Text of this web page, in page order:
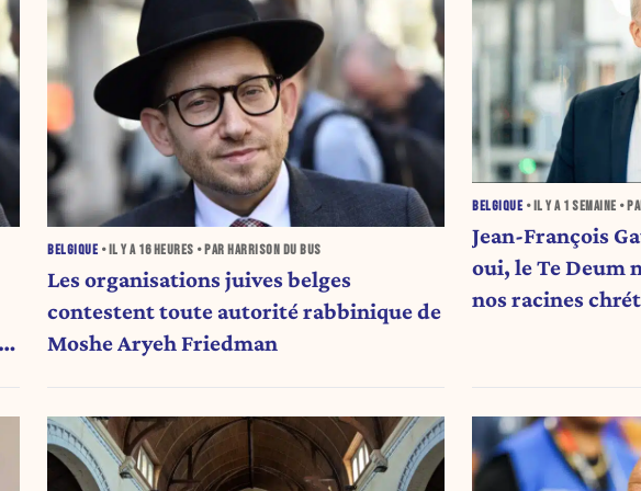
BELGIQUE • IL Y A 16 HEURES • PAR HARRISON DU BUS
Les organisations juives belges
contestent toute autorité rabbinique de
Moshe Aryeh Friedman
BELGIQUE • IL Y A 1 SEMAINE •
Jean-François
oui, le Te Deum
nos racines